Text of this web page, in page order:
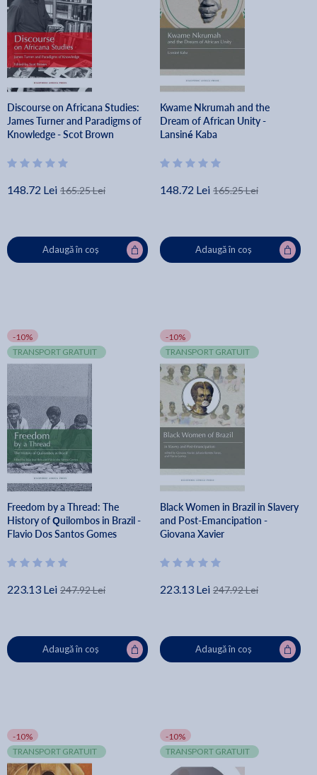
Discourse on Africana Studies:
James Turner and Paradigms of
Knowledge - Scot Brown
148.72 Lei 165.25 Lei
Adaugă în coș
Kwame Nkrumah and the
Dream of African Unity -
Lansiné Kaba
148.72 Lei 165.25 Lei
Adaugă în coș
-10%
TRANSPORT GRATUIT
Freedom by a Thread: The
History of Quilombos in Brazil -
Flavio Dos Santos Gomes
223.13 Lei 247.92 Lei
Adaugă în coș
-10%
TRANSPORT GRATUIT
Black Women in Brazil in Slavery
and Post-Emancipation -
Giovana Xavier
223.13 Lei 247.92 Lei
Adaugă în coș
-10%
TRANSPORT GRATUIT
-10%
TRANSPORT GRATUIT